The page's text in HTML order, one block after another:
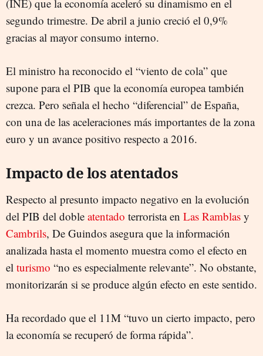
(INE) que la economía aceleró su dinamismo en el
segundo trimestre. De abril a junio creció el 0,9%
gracias al mayor consumo interno.
El ministro ha reconocido el “viento de cola” que
supone para el PIB que la economía europea también
crezca. Pero señala el hecho “diferencial” de España,
con una de las aceleraciones más importantes de la zona
euro y un avance positivo respecto a 2016.
Impacto de los atentados
Respecto al presunto impacto negativo en la evolución
del PIB del doble atentado terrorista en Las Ramblas y
Cambrils, De Guindos asegura que la información
analizada hasta el momento muestra como el efecto en
el turismo “no es especialmente relevante”. No obstante,
monitorizarán si se produce algún efecto en este sentido.
Ha recordado que el 11M “tuvo un cierto impacto, pero
la economía se recuperó de forma rápida”.